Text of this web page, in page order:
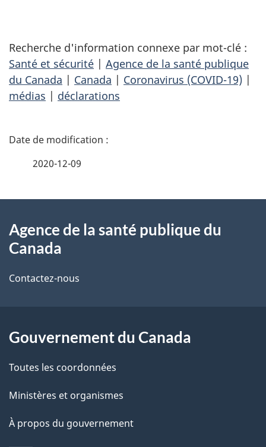
Recherche d'information connexe par mot-clé :
Santé et sécurité | Agence de la santé publique
du Canada | Canada | Coronavirus (COVID-19) |
médias | déclarations
D
i
s
e
l
a
p
2020-12-09
propos
ce
Agence de la santé publique du
Canada
Contactez-nous
Gouvernement du Canada
Toutes les coordonnées
Ministères et organismes
À propos du gouvernement